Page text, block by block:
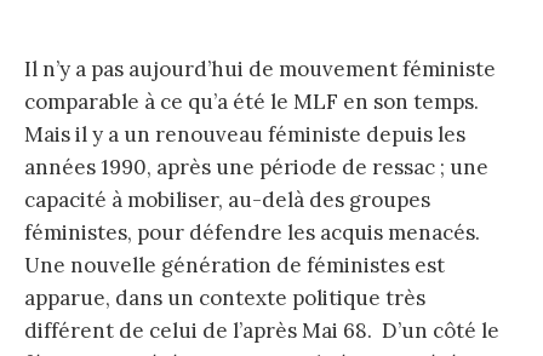
Il n’y a pas aujourd’hui de mouvement féministe
comparable à ce qu’a été le MLF en son temps.
Mais il y a un renouveau féministe depuis les
années 1990, après une période de ressac ; une
capacité à mobiliser, au-delà des groupes
féministes, pour défendre les acquis menacés.
Une nouvelle génération de féministes est
apparue, dans un contexte politique très
différent de celui de l’après Mai 68. D’un côté le